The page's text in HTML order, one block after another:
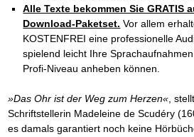
Alle Texte bekommen Sie GRATIS
Download-Paketset. Vor allem
KOSTENFREI eine professionelle
spielend leicht Ihre
Profi-Niveau anheben können.
»Das Ohr ist der Weg zum Herzen«,
Schriftstellerin Madeleine de Scudéry
es damals garantiert noch keine